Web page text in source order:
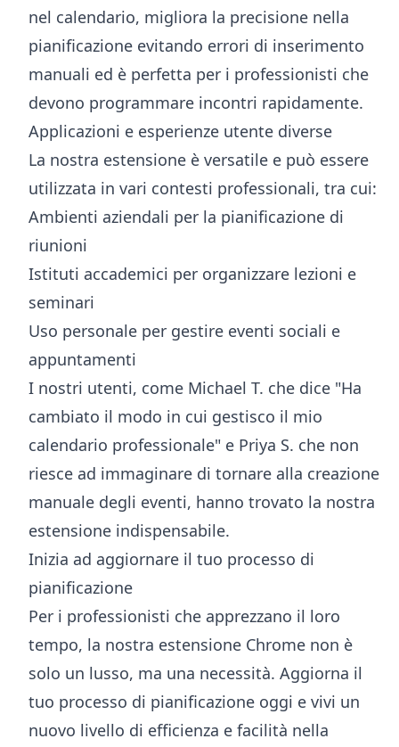
nel calendario, migliora la precisione nella
pianificazione evitando errori di inserimento
manuali ed è perfetta per i professionisti che
devono programmare incontri rapidamente.
Applicazioni e esperienze utente diverse
La nostra estensione è versatile e può essere
utilizzata in vari contesti professionali, tra cui:
Ambienti aziendali per la pianificazione di
riunioni
Istituti accademici per organizzare lezioni e
seminari
Uso personale per gestire eventi sociali e
appuntamenti
I nostri utenti, come Michael T. che dice "Ha
cambiato il modo in cui gestisco il mio
calendario professionale" e Priya S. che non
riesce ad immaginare di tornare alla creazione
manuale degli eventi, hanno trovato la nostra
estensione indispensabile.
Inizia ad aggiornare il tuo processo di
pianificazione
Per i professionisti che apprezzano il loro
tempo, la nostra estensione Chrome non è
solo un lusso, ma una necessità. Aggiorna il
tuo processo di pianificazione oggi e vivi un
nuovo livello di efficienza e facilità nella